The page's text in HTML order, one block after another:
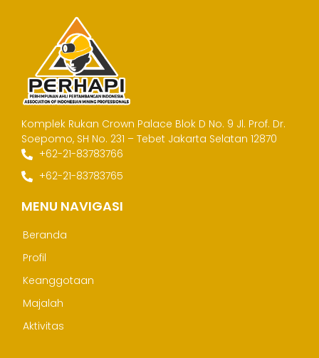
Komplek Rukan Crown Palace Blok D No. 9 Jl. Prof. Dr.
Soepomo, SH No. 231 – Tebet Jakarta Selatan 12870
+62-21-83783766
+62-21-83783765
MENU NAVIGASI
Beranda
Profil
Keanggotaan
Majalah
Aktivitas